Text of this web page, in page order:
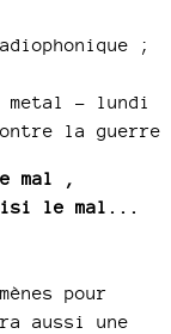
;
metal - lundi
la guerre
mal ,
le mal...
pour
aussi une